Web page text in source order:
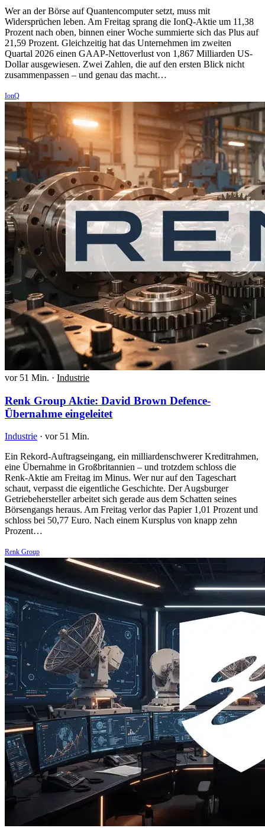
Wer an der Börse auf Quantencomputer setzt, muss mit
Widersprüchen leben. Am Freitag sprang die IonQ-Aktie um 11,38
Prozent nach oben, binnen einer Woche summierte sich das Plus auf
21,59 Prozent. Gleichzeitig hat das Unternehmen im zweiten
Quartal 2026 einen GAAP-Nettoverlust von 1,867 Milliarden US-
Dollar ausgewiesen. Zwei Zahlen, die auf den ersten Blick nicht
zusammenpassen – und genau das macht…
IonQ
vor 51 Min. · Industrie
Renk Group Aktie: David Brown Defence-
Übernahme eingeleitet
Industrie · vor 51 Min.
Ein Rekord-Auftragseingang, ein milliardenschwerer Kreditrahmen,
eine Übernahme in Großbritannien – und trotzdem schloss die
Renk-Aktie am Freitag im Minus. Wer nur auf den Tageschart
schaut, verpasst die eigentliche Geschichte. Der Augsburger
Getriebehersteller arbeitet sich gerade aus dem Schatten seines
Börsengangs heraus. Am Freitag verlor das Papier 1,01 Prozent und
schloss bei 50,77 Euro. Nach einem Kursplus von knapp zehn
Prozent…
Renk Group